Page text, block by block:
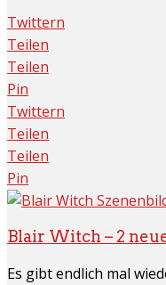
Twittern
Teilen
Teilen
Pin
Twittern
Teilen
Teilen
Pin
Blair Witch – 2
Es gibt endlich mal